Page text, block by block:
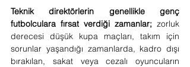
Teknik direktörlerin genellikle genç
futbolculara fırsat verdiği zamanlar; zorluk
derecesi düşük kupa maçları, takım için
sorunlar yaşandığı zamanlarda, kadro dışı
bırakılan, sakat veya cezalı oyuncuların